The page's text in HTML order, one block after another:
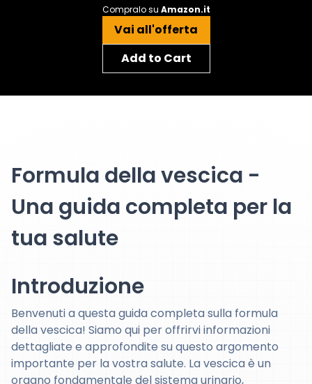
Compralo su Amazon.it
Vai all'offerta
Add to Cart
Formula della vescica -
Una guida completa per la
tua salute
Introduzione
Benvenuti a questa guida completa sulla formula
della vescica! Siamo qui per offrirvi informazioni
dettagliate e approfondite su questo argomento
importante per la vostra salute. La vescica è un
organo fondamentale del sistema urinario,